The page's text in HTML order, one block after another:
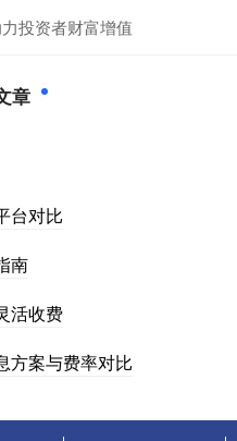
投资者财富增值
章
台对比
南
活收费
方案与费率对比